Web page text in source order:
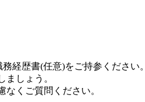
経歴書(任意)をご持参ください。
しょう。
くご質問ください。